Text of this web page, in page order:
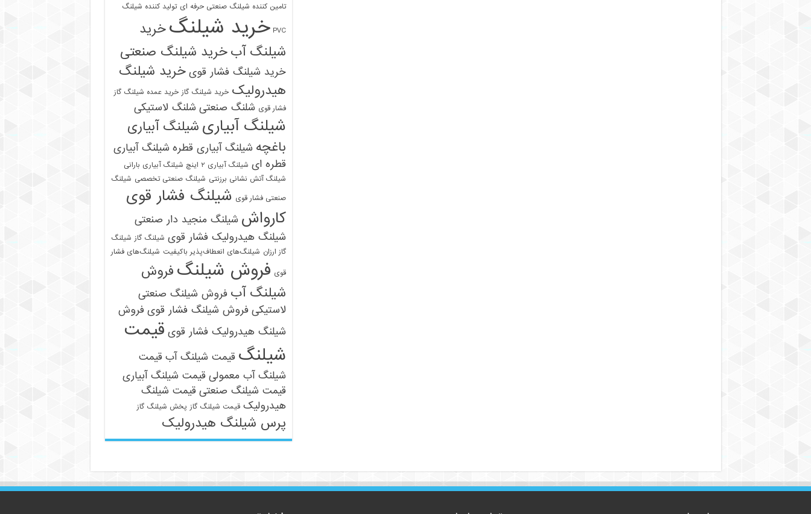
تامین کننده شیلنگ صنعتی حرفه ای تولید کننده شیلنگ
PVC خرید شیلنگ خرید
شیلنگ آب خرید شیلنگ صنعتی
خرید شیلنگ فشار قوی خرید شیلنگ
هیدرولیک خرید شیلنگ گاز خرید عمده شیلنگ گاز
فشار قوی شلنگ صنعتی شلنگ لاستیکی
شیلنگ آبیاری شیلنگ آبیاری
باغچه شیلنگ آبیاری قطره شیلنگ آبیاری
قطره ای شیلنگ آبیاری ۲ اینچ شیلنگ آبیاری بارانی
شیلنگ آتش نشانی برزنتی شیلنگ صنعتی تخصصی شیلنگ
صنعتی فشار قوی شیلنگ فشار قوی
کارواش شیلنگ منجید دار صنعتی
شیلنگ هیدرولیک فشار قوی شیلنگ گاز شیلنگ
گاز ارزان شیلنگ‌های انعطاف‌پذیر باکیفیت شیلنگ‌های فشار
قوی فروش شیلنگ فروش
شیلنگ آب فروش شیلنگ صنعتی
لاستیکی فروش شیلنگ فشار قوی فروش
شیلنگ هیدرولیک فشار قوی قیمت
شیلنگ قیمت شیلنگ آب قیمت
شیلنگ آب معمولی قیمت شیلنگ آبیاری
قیمت شیلنگ صنعتی قیمت شیلنگ
هیدرولیک قیمت شیلنگ گاز پخش شیلنگ گاز
پرس شیلنگ هیدرولیک